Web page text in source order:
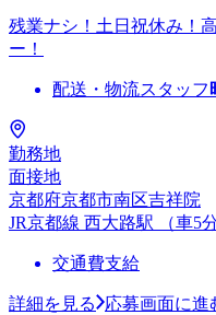
残業ナシ！土日祝休み！
ー！
配送・物流スタッフ
勤務地
面接地
京都府京都市南区吉祥院
JR京都線 西大路駅 （車5分
交通費支給
詳細を見る
応募画面に進